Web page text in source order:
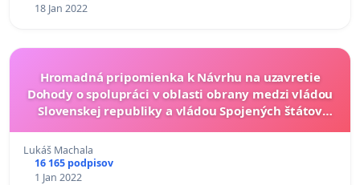
18 Jan 2022
Hromadná pripomienka k Návrhu na uzavretie
Dohody o spolupráci v oblasti obrany medzi vládou
Slovenskej republiky a vládou Spojených štátov
Lukáš Machala
16 165 podpisov
1 Jan 2022